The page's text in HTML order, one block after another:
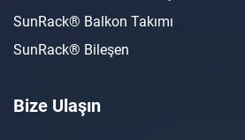
SunRack® Balkon Takımı
SunRack® Bileşen
Bize Ulaşın